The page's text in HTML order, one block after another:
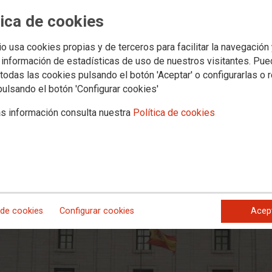
de cookies
usa cookies propias y de terceros para facilitar la navegación
de estadísticas de uso de nuestros visitantes.
las cookies pulsando el botón 'Aceptar' o configurarlas o
el botón 'Configurar cookies'
información consulta nuestra Política de cookies
cookies Configurar cookies
y privatizaciones en el MITERD
ante la sede del ministerio en Madrid para evitar el cierre de los